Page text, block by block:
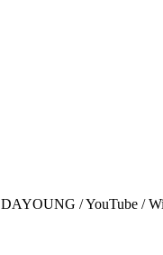
DAYOUNG / YouTube /